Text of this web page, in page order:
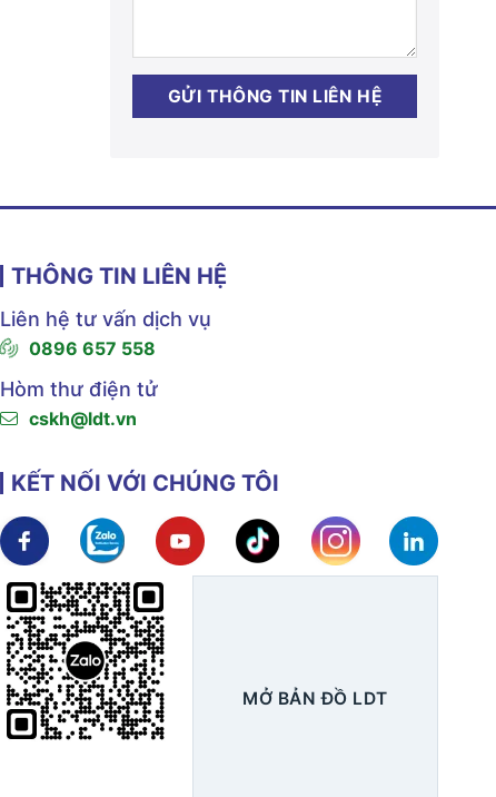
THÔNG TIN LIÊN HỆ
Liên hệ tư vấn dịch vụ
0896 657 558
Hòm thư điện tử
cskh@ldt.vn
KẾT NỐI VỚI CHÚNG TÔI
Xem chi tiếtXem chi tiếtXem chi tiếtXem chi tiếtXem chi tiết
MỞ BẢN ĐỒ LDT